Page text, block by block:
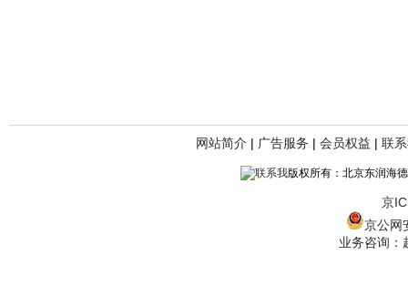
网站简介 | 广告服务 | 会员权益 | 联
版权所有：北京东润海
京
京公网
业务咨询：